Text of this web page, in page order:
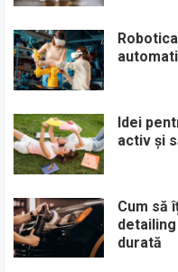
Idei
activ și
Cum să
durată